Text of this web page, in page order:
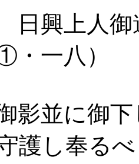
日興上人
一八）
影並に御下
護し奉る